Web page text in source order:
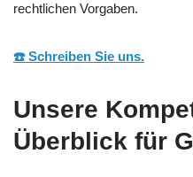
rechtlichen Vorgaben.
☎️ Schreiben Sie uns.
Unsere
Überblick für